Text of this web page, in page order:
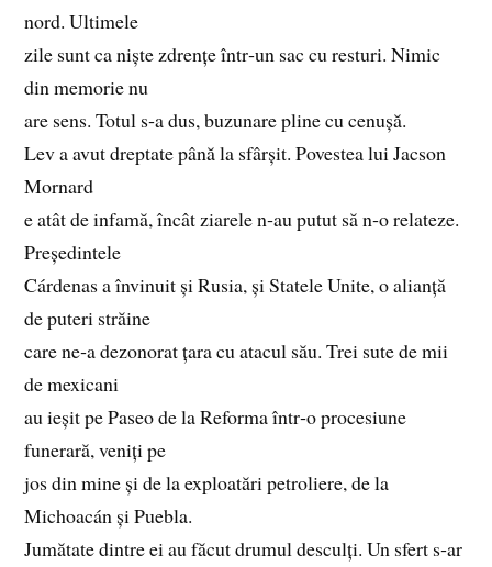
nord. Ultimele
zile sunt ca niște zdrențe într‑un sac cu resturi. Nimic
din memorie nu
are sens. Totul s‑a dus, buzunare pline cu cenușă.
Lev a avut dreptate până la sfârșit. Povestea lui Jacson
Mornard
e atât de infamă, încât ziarele n‑au putut să n‑o relateze.
Președintele
Cárdenas a învinuit și Rusia, și Statele Unite, o alianță
de puteri străine
care ne‑a dezonorat țara cu atacul său. Trei sute de mii
de mexicani
au ieșit pe Paseo de la Reforma într‑o procesiune
funerară, veniți pe
jos din mine și de la exploatări petroliere, de la
Michoacán și Puebla.
Jumătate dintre ei au făcut drumul desculți. Un sfert s‑ar